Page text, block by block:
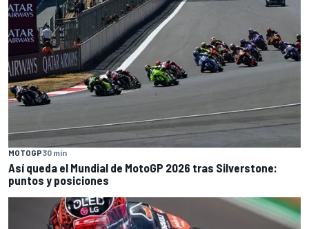
MOTOGP30 min
Así queda el Mundial de MotoGP 2026 tras Silverstone:
puntos y posiciones